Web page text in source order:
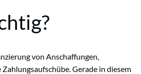
von Anschaffungen,
Gerade in diesem